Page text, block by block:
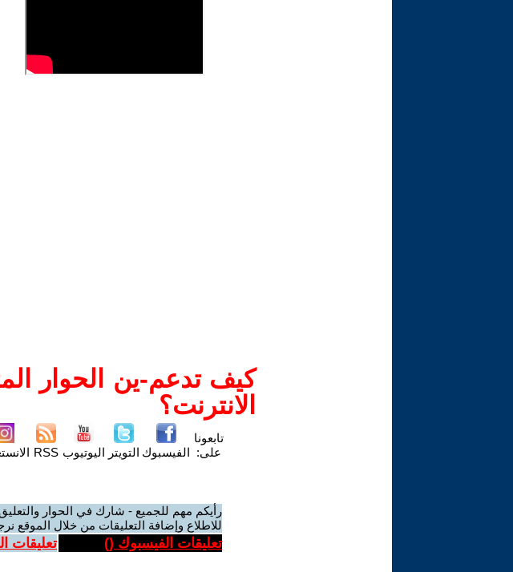
كيف تدعم-ين الحوار
الانترنت؟
تابعونا
على: الفيسبوك التويتر اليوتيوب RSS
رأيكم مهم للجميع - شارك في الحوار
للاطلاع وإضافة التعليقات من خلال الموقع
تعليقات الفيسبوك () تعليقات